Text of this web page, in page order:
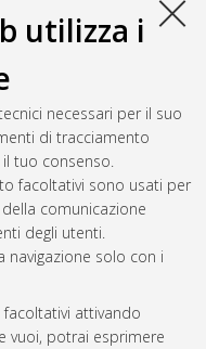
utilizza i
necessari per il suo
di tracciamento
tuo consenso.
facoltativi sono usati per
comunicazione
degli utenti.
navigazione solo con i
attivando
vuoi, potrai esprimere
tolleranti ai patogeni
di Bologna, Corso di
- Cesena
7 07:34:35 2026 CEST